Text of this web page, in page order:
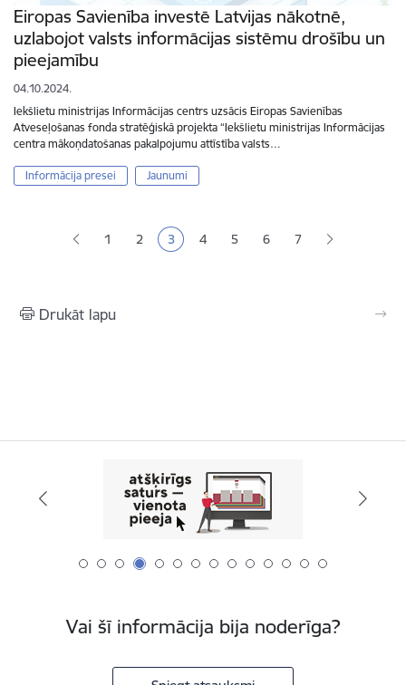
Eiropas Savienība investē Latvijas nākotnē,
uzlabojot valsts informācijas sistēmu drošību un
pieejamību
04.10.2024.
Iekšlietu ministrijas Informācijas centrs uzsācis Eiropas Savienības
Atveseļošanas fonda stratēģiskā projekta “Iekšlietu ministrijas Informācijas
centra mākoņdatošanas pakalpojumu attīstība valsts…
Informācija presei Jaunumi
Lapa
1 Lapa
2 Pašreizējā lapa
3 Lapa
4 Lapa
5 Lapa
6 7
Drukāt lapu
Vai šī informācija bija noderīga?